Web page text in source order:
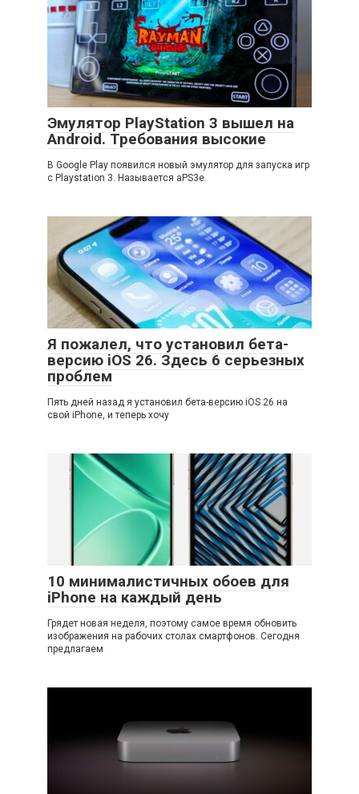
Эмулятор PlayStation 3 вышел на
Android. Требования высокие
В Google Play появился новый эмулятор для запуска игр
с Playstation 3. Называется aPS3e.
Я пожалел, что установил бета-
версию iOS 26. Здесь 6 серьезных
проблем
Пять дней назад я установил бета-версию iOS 26 на
свой iPhone, и теперь хочу
10 минималистичных обоев для
iPhone на каждый день
Грядет новая неделя, поэтому самое время обновить
изображения на рабочих столах смартфонов. Сегодня
предлагаем